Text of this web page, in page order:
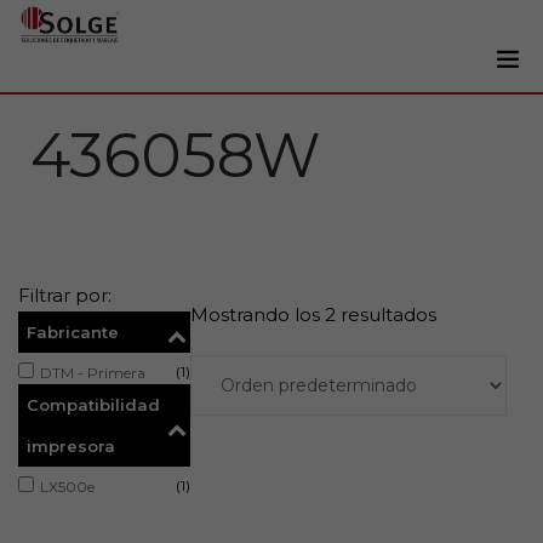
Impresoras
Tintas
Lectores
Marcaje
+34 93 241 22 21
436058W
Filtrar por:
Fabricante
DTM - Primera (1)
Compatibilidad
impresora
LX500e (1)
Mostrando los 2 resultados